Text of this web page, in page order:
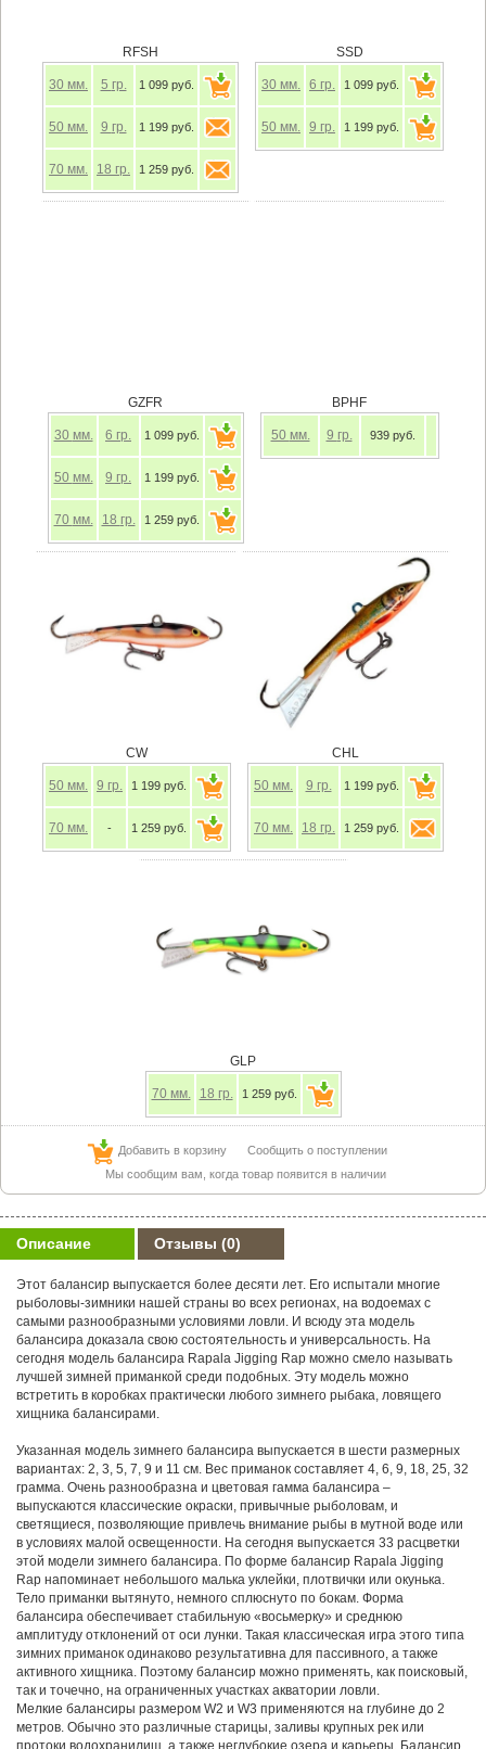
RFSH
30 мм. 5 гр. 1 099 руб.
50 мм. 9 гр. 1 199 руб.
70 мм. 18 гр. 1 259 руб.
SSD
30 мм. 6 гр. 1 099 руб.
50 мм. 9 гр. 1 199 руб.
GZFR
30 мм. 6 гр. 1 099 руб.
50 мм. 9 гр. 1 199 руб.
70 мм. 18 гр. 1 259 руб.
BPHF
50мм. гр. 939 руб.
CW
50 мм. 9 гр. 1 199 руб.
70 мм. - 1 259 руб.
CHL
50 мм. 9 гр. 1 199 руб.
70 мм. 18 гр. 1 259 руб.
GLP
70 мм. 18 гр. 1 259 руб.
Добавить в корзину Сообщить о поступлении
Мы сообщим вам, когда товар появится в наличии
Описание Отзывы(0)
Этот балансир выпускается более десяти лет. Его испытали многие
рыболовы-зимники нашей страны во всех регионах, на водоемах с
самыми разнообразными условиями ловли. И всюду эта модель
балансира доказала свою состоятельность и универсальность. На
сегодня модель балансира Rapala Jigging Rap можно смело называть
лучшей зимней приманкой среди подобных. Эту модель можно
встретить в коробках практически любого зимнего рыбака, ловящего
Указанная модель зимнего балансира выпускается в шести размерных
вариантах: 2, 3, 5, 7, 9 и 11 см. Вес приманок составляет 4, 6, 9, 18, 25, 32
грамма. Очень разнообразна и цветовая гамма балансира –
выпускаются классические окраски, привычные рыболовам, и
светящиеся, позволяющие привлечь внимание рыбы в мутной воде или
в условиях малой освещенности. На сегодня выпускается 33 расцветки
этой модели зимнего балансира. По форме балансир Rapala Jigging
Rap напоминает небольшого малька уклейки, плотвички или окунька.
Тело приманки вытянуто, немного сплюснуто по бокам. Форма
балансира обеспечивает стабильную «восьмерку» и среднюю
амплитуду отклонений от оси лунки. Такая классическая игра этого типа
зимних приманок одинаково результативна для пассивного, а также
активного хищника. Поэтому балансир можно применять, как поисковый,
так и точечно, на ограниченных участках акватории ловли.
Мелкие балансиры размером W2 и W3 применяются на глубине до 2
метров. Обычно это различные старицы, заливы крупных рек или